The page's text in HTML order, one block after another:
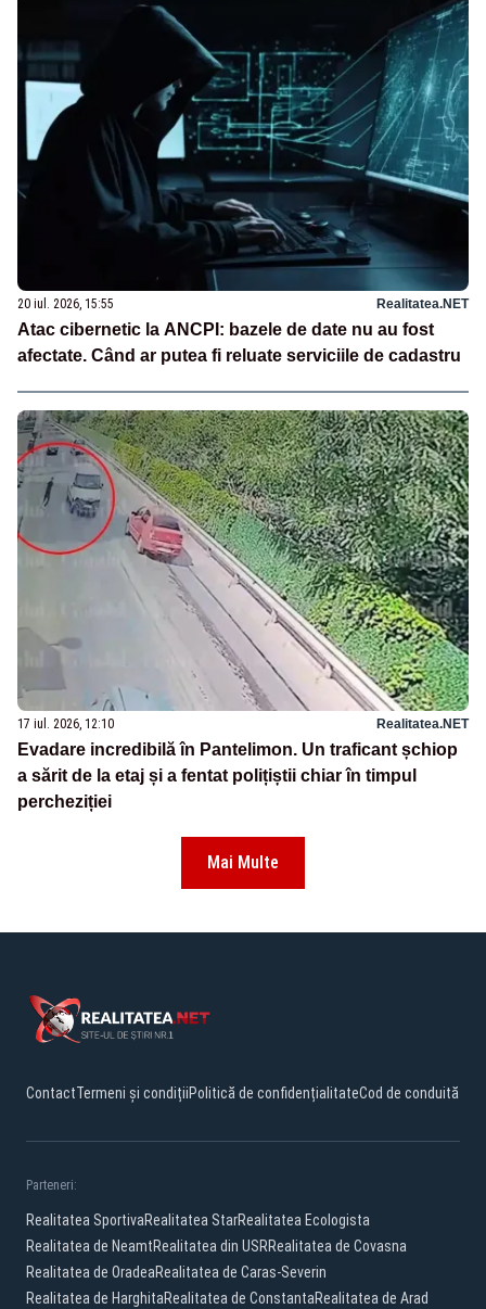
20 iul. 2026, 15:55 Realitatea.NET
Atac cibernetic la ANCPI: bazele de date nu au fost
afectate. Când ar putea fi reluate serviciile de cadastru
17 iul. 2026, 12:10 Realitatea.NET
Evadare incredibilă în Pantelimon. Un traficant șchiop
a sărit de la etaj și a fentat polițiștii chiar în timpul
percheziției
Mai Multe
ContactTermeni și condițiiPolitică de confidențialitateCod de conduită
Parteneri:
Realitatea SportivaRealitatea StarRealitatea Ecologista
Realitatea de NeamtRealitatea din USRRealitatea de Covasna
Realitatea de OradeaRealitatea de Caras-Severin
Realitatea de HarghitaRealitatea de ConstantaRealitatea de Arad